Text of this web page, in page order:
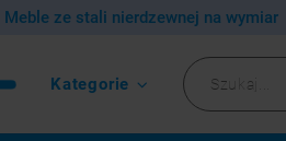
Meble ze stali nierdzewnej na wymiar
Kategorie